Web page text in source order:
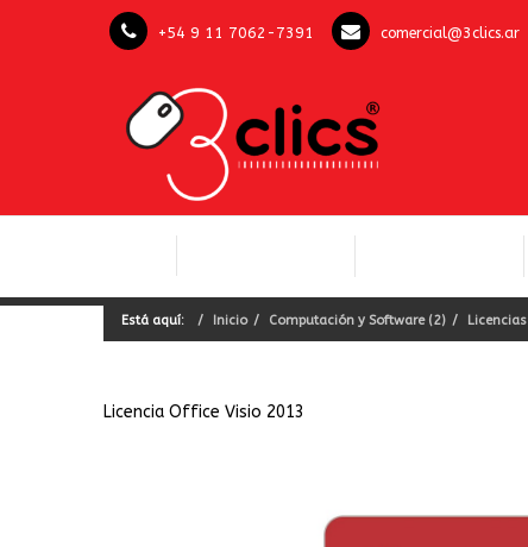
+54 9 11 7062-7391 comercial@3clics.ar
Está aquí: Inicio Computación y Software (2) Licencias
Licencia Office Visio 2013